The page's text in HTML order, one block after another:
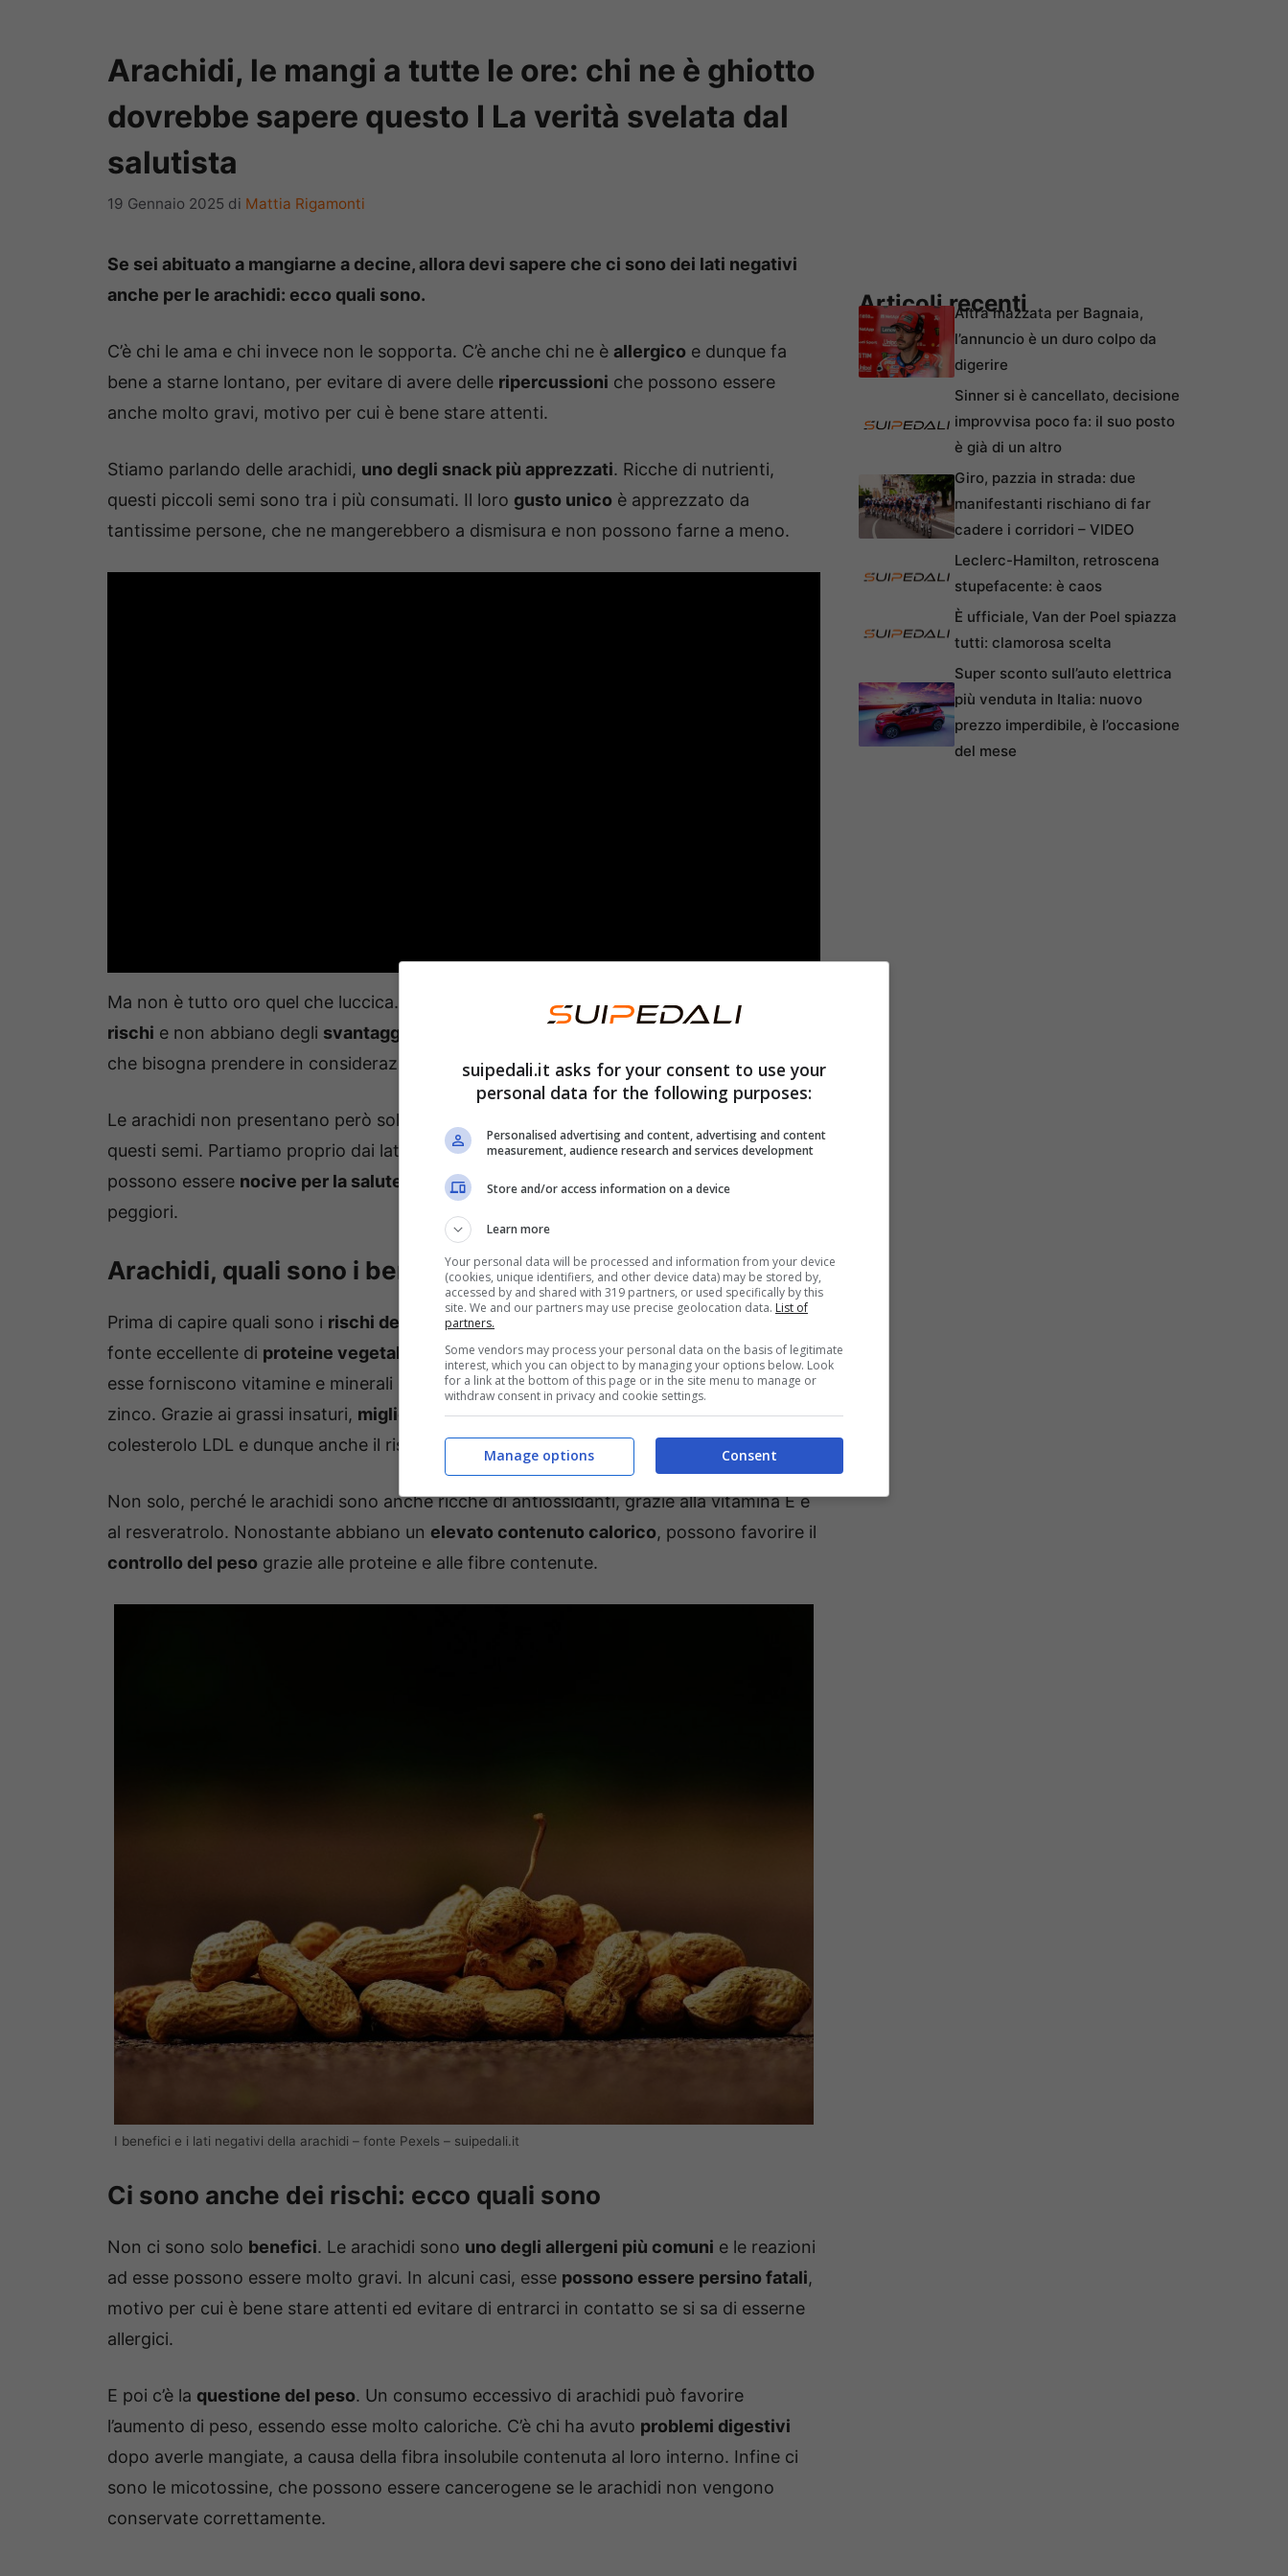
Arachidi, le mangi a tutte le ore: chi ne è ghiotto
dovrebbe sapere questo I La verità svelata dal
salutista
19 Gennaio 2025 di Mattia Rigamonti
Se sei abituato a mangiarne a decine, allora devi sapere che ci sono dei lati negativi
anche per le arachidi: ecco quali sono.
C’è chi le ama e chi invece non le sopporta. C’è anche chi ne è allergico e dunque fa
bene a starne lontano, per evitare di avere delle ripercussioni che possono essere
anche molto gravi, motivo per cui è bene stare attenti.
Stiamo parlando delle arachidi, uno degli snack più apprezzati. Ricche di nutrienti,
questi piccoli semi sono tra i più consumati. Il loro gusto unico è apprezzato da
tantissime persone, che ne mangerebbero a dismisura e non possono farne a meno.
Ma non è tutto oro quel che luccica. Molti pensano che le arachidi non presentano
rischi e non abbiano degli svantaggi
che bisogna prendere in considerazione prima di mettersi a mangiare questi semi.
Le arachidi non presentano però solo rischi. Non sono pochi neanche i
questi semi. Partiamo proprio dai lati positivi, prima di scoprire perché le arachidi
possono essere nocive per la salute . Arrivando persino ad esserefatali , nei casi
peggiori.
Arachidi, quali sono i benefici
Prima di capire quali sono i rischi delle arachidi, è bene sottolineare che esse sono una
fonte eccellente di proteine vegetali
. Con 25-30 grammi di proteine ogni 100 grammi,
esse forniscono vitamine e minerali essenziali tra cui troviamo anche il magnesio e lo
zinco. Grazie ai grassi insaturi, migliorano lo stato di salute del cuore, riducendo il
colesterolo LDL e dunque anche il rischio di malattie cardiovascolari.
Non solo, perché le arachidi sono anche ricche di antiossidanti, grazie alla vitamina E e
al resveratrolo. Nonostante abbiano un elevato contenuto calorico, possono favorire il
controllo del peso grazie alle proteine e alle fibre contenute.
I benefici e i lati negativi della arachidi – fonte Pexels – suipedali.it
Ci sono anche dei rischi: ecco quali sono
Non ci sono solo benefici. Le arachidi sono uno degli allergeni più comuni e le reazioni
ad esse possono essere molto gravi. In alcuni casi, esse possono essere persino fatali,
motivo per cui è bene stare attenti ed evitare di entrarci in contatto se si sa di esserne
allergici.
E poi c’è la questione del peso. Un consumo eccessivo di arachidi può favorire
l’aumento di peso, essendo esse molto caloriche. C’è chi ha avuto problemi digestivi
dopo averle mangiate, a causa della fibra insolubile contenuta al loro interno. Infine ci
sono le micotossine, che possono essere cancerogene se le arachidi non vengono
conservate correttamente.
Articoli recentiAltra mazzata per Bagnaia,
l’annuncio è un duro colpo da
digerire
Sinner si è cancellato, decisione
improvvisa poco fa: il suo posto
è già di un altro
Giro, pazzia in strada: due
manifestanti rischiano di far
cadere i corridori – VIDEO
Leclerc-Hamilton, retroscena
stupefacente: è caos
È ufficiale, Van der Poel spiazza
tutti: clamorosa scelta
Super sconto sull’auto elettrica
più venduta in Italia: nuovo
prezzo imperdibile, è l’occasione
del mese
suipedali.it asks for your consent to use your
personal data for the following purposes:
Personalised advertising and content, advertising and content
measurement, audience research and services development
Store and/or access information on a device
Learn more
Your personal data will be processed and information from your device
(cookies, unique identifiers, and other device data) may be stored by,
accessed by and shared with 319 partners, or used specifically by this
site. We and our partners may use precise geolocation data. List of
partners.
Some vendors may process your personal data on the basis of legitimate
interest, which you can object to by managing your options below. Look
for a link at the bottom of this page or in the site menu to manage or
withdraw consent in privacy and cookie settings.
Consent
Manage options